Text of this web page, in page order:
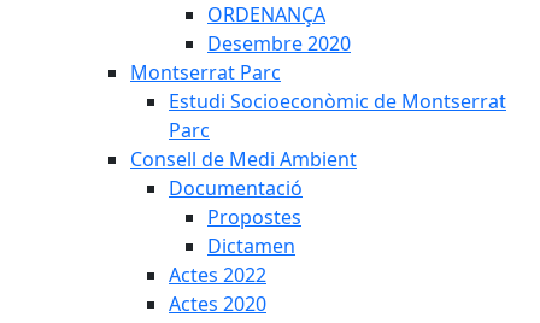
ORDENANÇA
Desembre 2020
Montserrat Parc
Estudi Socioeconòmic de Montserrat
Parc
Consell de Medi Ambient
Documentació
Propostes
Dictamen
Actes 2022
Actes 2020